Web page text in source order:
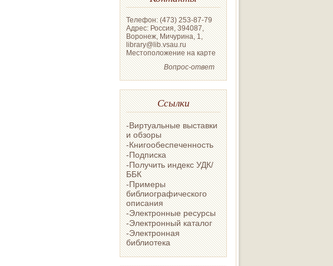
Телефон: (473) 253-87-79
Адрес: Россия, 394087,
Воронеж, Мичурина, 1,
library@lib.vsau.ru
Местоположение на карте
Вопрос-ответ
Ссылки
-Виртуальные выставки
и обзоры
-Книгообеспеченность
-Подписка
-Получить индекс УДК/
ББК
-Примеры
библиографического
описания
-Электронные ресурсы
-Электронный каталог
-Электронная
библиотека